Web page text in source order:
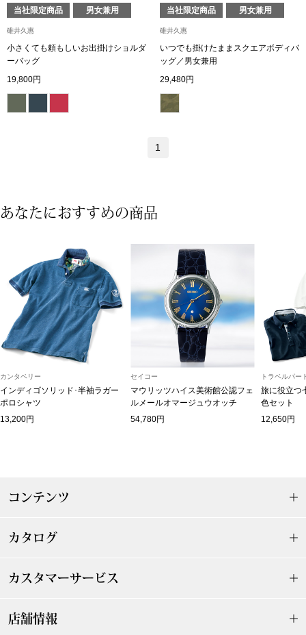
ダーウェア
ボディバッグ
リュック･バッ
レースアップ
スニーカー
ブーツ
サンダル
財布／コイン
当社限定商品 男女兼用
碓井久惠
小さくても頼もしいお出掛けショルダ
ーバッグ
19,800円
当社限定商品 男女兼用
碓井久惠
いつでも掛けたままスクエアボディバ
ッグ／男女兼用
29,480円
1
あなたにおすすめの商品
カンタベリー
インディゴソリッド･半袖ラガー
ポロシャツ
13,200円
セイコー
マウリッツハイス美術館公認フェ
ルメールオマージュウオッチ
54,780円
トラベルパー
旅に役立つ
色セット
12,650円
コンテンツ
カタログ
カスタマーサービス
店舗情報